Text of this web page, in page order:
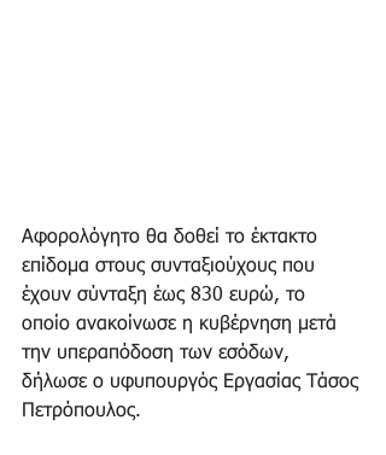
Αφορολόγητο θα δοθεί το έκτακτο
επίδομα στους συνταξιούχους που
έχουν σύνταξη έως 830 ευρώ, το
οποίο ανακοίνωσε η κυβέρνηση μετά
την υπεραπόδοση των εσόδων,
δήλωσε ο υφυπουργός Εργασίας Τάσος
Πετρόπουλος.